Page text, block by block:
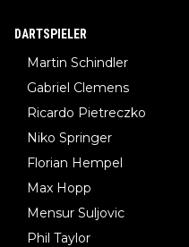
DARTSPIELER
Martin Schindler
Gabriel Clemens
Ricardo Pietreczko
Niko Springer
Florian Hempel
Max Hopp
Mensur Suljovic
Phil Taylor